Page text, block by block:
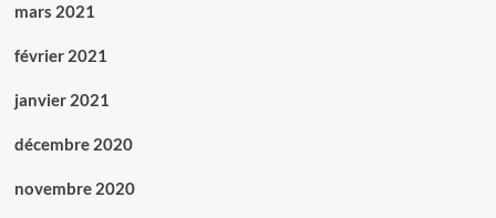
mars 2021
février 2021
janvier 2021
décembre 2020
novembre 2020